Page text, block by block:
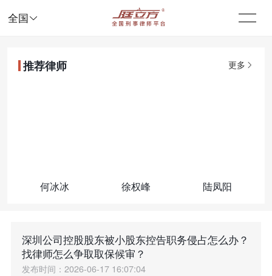
全国 
推荐律师 更多
何冰冰 徐权峰 陆凤阳
深圳公司控股股东被小股东控告职务侵占怎么办？
找律师怎么争取取保候审？
发布时间：2026-06-17 16:07:04